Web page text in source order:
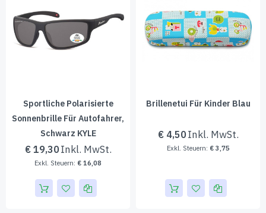
Sportliche Polarisierte
Sonnenbrille Für Autofahrer,
Schwarz KYLE
€ 19,30
€ 16,08
Brillenetui Für Kinder Blau
€ 4,50
€ 3,75